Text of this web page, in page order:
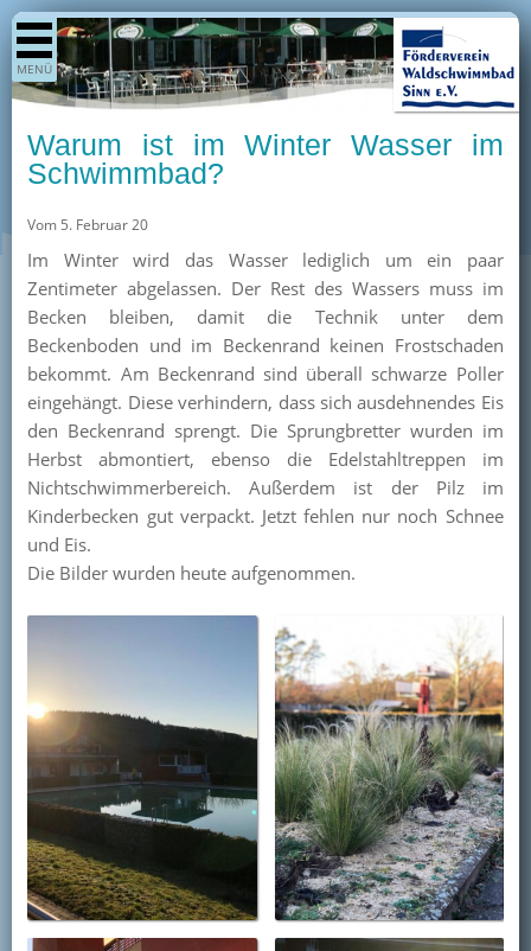
MENÜ
Shop
Aktuelles
Termine
/ Preise
Kurse
Unterstützer
Team
Pressearchiv
Warum ist im Winter Wasser im
Schwimmbad?
Vom 5. Februar 20
Im Winter wird das Wasser lediglich um ein paar
Zentimeter abgelassen. Der Rest des Wassers muss im
Becken bleiben, damit die Technik unter dem
Beckenboden und im Beckenrand keinen Frostschaden
bekommt. Am Beckenrand sind überall schwarze Poller
eingehängt. Diese verhindern, dass sich ausdehnendes Eis
den Beckenrand sprengt. Die Sprungbretter wurden im
Herbst abmontiert, ebenso die Edelstahltreppen im
Nichtschwimmerbereich. Außerdem ist der Pilz im
Kinderbecken gut verpackt. Jetzt fehlen nur noch Schnee
und Eis.
Die Bilder wurden heute aufgenommen.